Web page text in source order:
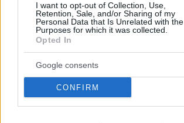
I want to opt-out of Collection, Use,
Retention, Sale, and/or Sharing of my
Personal Data that Is Unrelated with the
Purposes for which it was collected.
Opted In
Google consents
CONFIRM
Προηγούμενη
Το Βήμα της Κυριακής